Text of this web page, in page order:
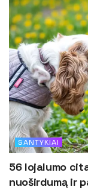
SANTYKIAI
56 lojalumo
nuoširdumą ir